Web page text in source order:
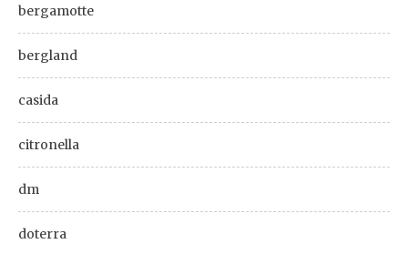
bergamotte
bergland
casida
citronella
dm
doterra